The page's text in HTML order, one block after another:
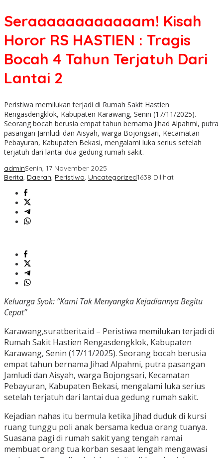
Seraaaaaaaaaaaam! Kisah
Horor RS HASTIEN : Tragis
Bocah 4 Tahun Terjatuh Dari
Lantai 2
Peristiwa memilukan terjadi di Rumah Sakit Hastien
Rengasdengklok, Kabupaten Karawang, Senin (17/11/2025).
Seorang bocah berusia empat tahun bernama Jihad Alpahmi, putra
pasangan Jamludi dan Aisyah, warga Bojongsari, Kecamatan
Pebayuran, Kabupaten Bekasi, mengalami luka serius setelah
terjatuh dari lantai dua gedung rumah sakit.
adminSenin, 17 November 2025
Berita, Daerah, Peristiwa, Uncategorized1638 Dilihat
Keluarga Syok: “Kami Tak Menyangka Kejadiannya Begitu
Cepat”
Karawang,suratberita.id – Peristiwa memilukan terjadi di
Rumah Sakit Hastien Rengasdengklok, Kabupaten
Karawang, Senin (17/11/2025). Seorang bocah berusia
empat tahun bernama Jihad Alpahmi, putra pasangan
Jamludi dan Aisyah, warga Bojongsari, Kecamatan
Pebayuran, Kabupaten Bekasi, mengalami luka serius
setelah terjatuh dari lantai dua gedung rumah sakit.
Kejadian nahas itu bermula ketika Jihad duduk di kursi
ruang tunggu poli anak bersama kedua orang tuanya.
Suasana pagi di rumah sakit yang tengah ramai
membuat orang tua korban sesaat lengah mengawasi